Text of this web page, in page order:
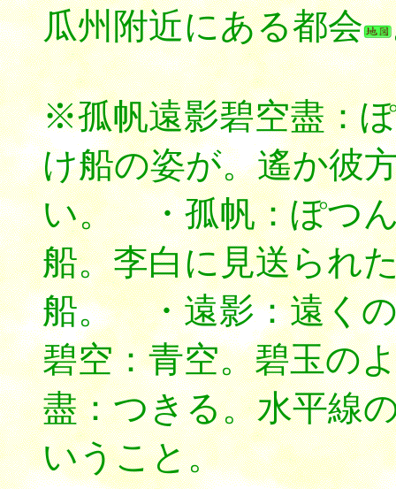
瓜州附近にある都会
※孤帆遠影碧空盡：
け船の姿が。遙か彼
い。 ・孤帆：ぽつ
船。李白に見送られ
船。 ・遠影：遠く
碧空：青空。碧玉の
盡：つきる。水平線
いうこと。